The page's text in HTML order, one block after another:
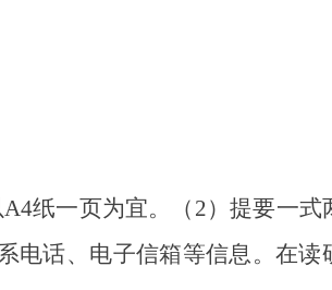
纸一页为宜。（2）提要一式
电话、电子信箱等信息。在读